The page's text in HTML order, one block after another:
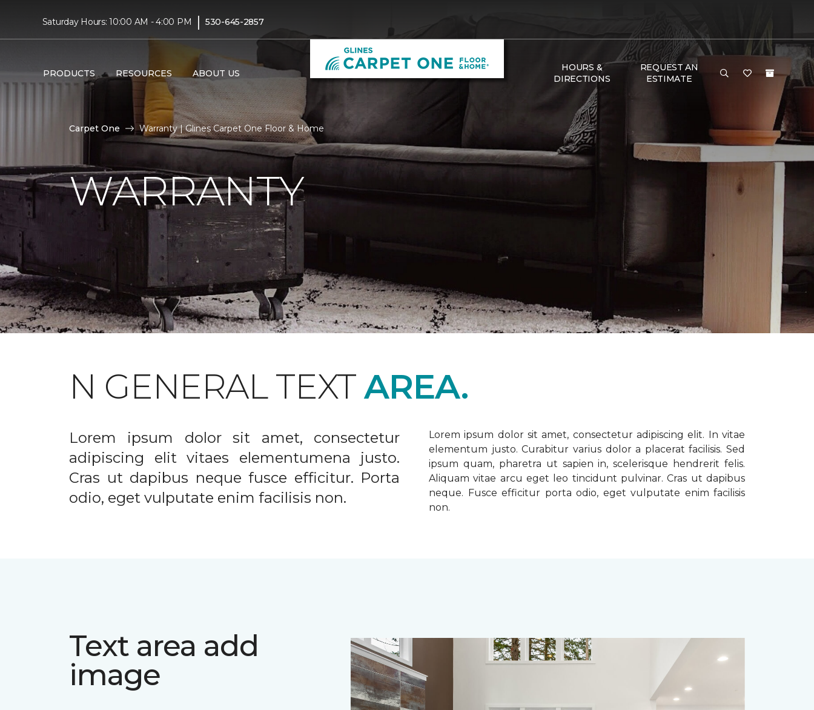
Saturday Hours: 10:00 AM - 4:00 PM | 530-645-2857
PRODUCTS RESOURCES ABOUT US
HOURS &
DIRECTIONS
REQUEST AN
ESTIMATE
Carpet One Warranty | Glines Carpet One Floor & Home
WARRANTY
N GENERAL TEXTAREA.
Lorem ipsum dolor sit amet, consectetur
adipiscing elit vitaes elementumena justo.
Cras ut dapibus neque fusce efficitur. Porta
odio, eget vulputate enim facilisis non.
Lorem ipsum dolor sit amet, consectetur adipiscing elit. In vitae
elementum justo. Curabitur varius dolor a placerat facilisis. Sed
ipsum quam, pharetra ut sapien in, scelerisque hendrerit felis.
Aliquam vitae arcu eget leo tincidunt pulvinar. Cras ut dapibus
neque. Fusce efficitur porta odio, eget vulputate enim facilisis
non.
Text area add
image